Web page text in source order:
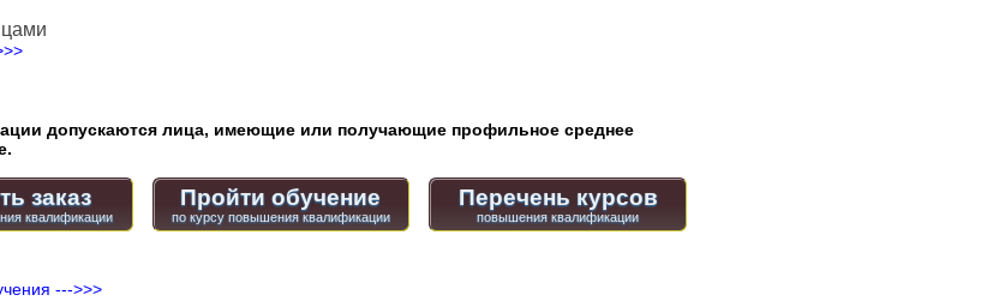
допускаются лица, имеющие или получающие профильное среднее
заказ Пройти обучение
по курсу повышения квалификации
Перечень курсов
--->>>